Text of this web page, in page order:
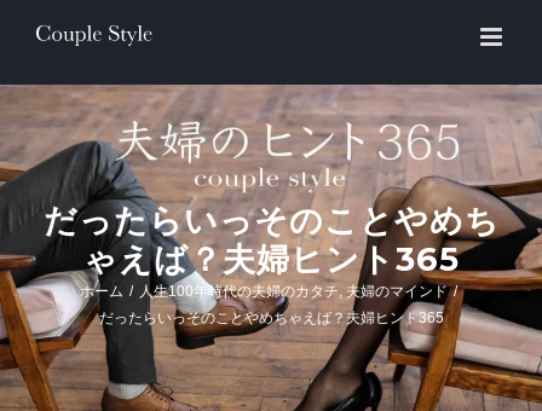
content
だったらいっそのことやめち
ゃえば？夫婦ヒント365
ホーム / 人生100年時代の夫婦のカタチ, 夫婦のマインド /
だったらいっそのことやめちゃえば？夫婦ヒント365